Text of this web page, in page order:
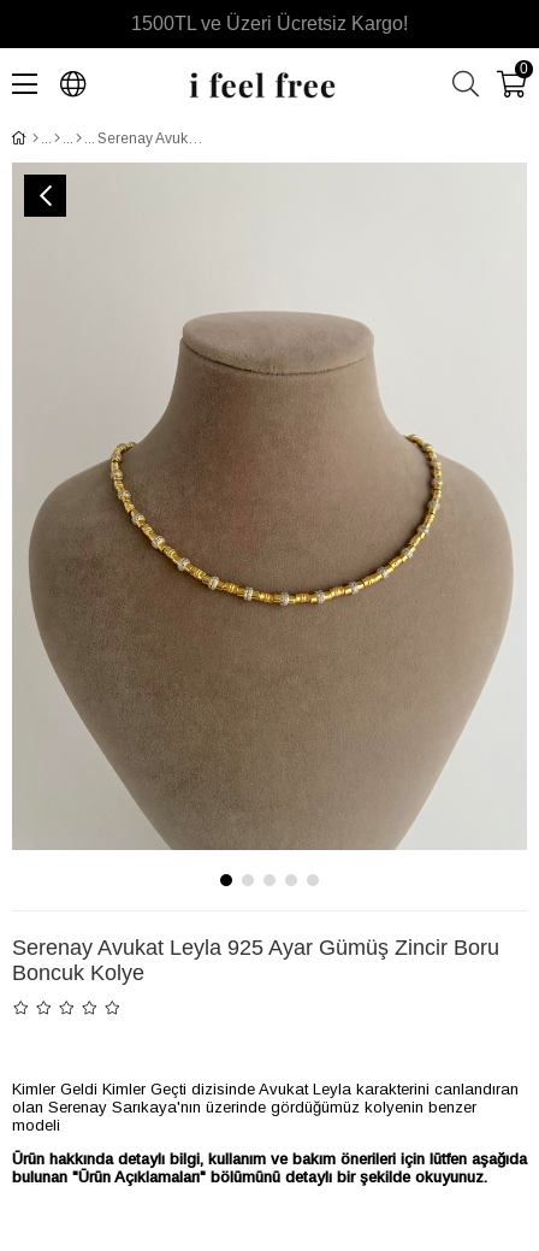
1500TL ve Üzeri Ücretsiz Kargo!
0
Serenay Avukat Leyla 925 Ayar Gümüş Zincir Boru Boncuk Kolye
Serenay Avukat Leyla 925 Ayar Gümüş Zincir Boru
Boncuk Kolye
Kimler Geldi Kimler Geçti dizisinde Avukat Leyla karakterini canlandıran
olan Serenay Sarıkaya'nın üzerinde gördüğümüz kolyenin benzer
modeli
Ürün hakkında detaylı bilgi, kullanım ve bakım önerileri için lütfen aşağıda
bulunan "Ürün Açıklamaları" bölümünü detaylı bir şekilde okuyunuz.